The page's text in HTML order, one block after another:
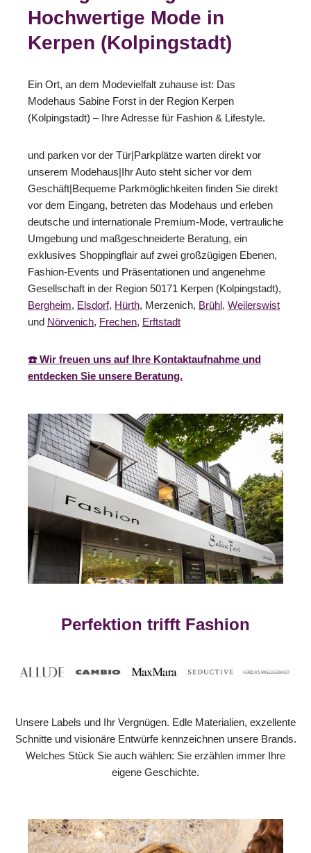
Hochwertige Mode in
Kerpen (Kolpingstadt)
Ein Ort, an dem Modevielfalt zuhause ist: Das
Modehaus Sabine Forst in der Region Kerpen
(Kolpingstadt) – Ihre Adresse für Fashion & Lifestyle.
und parken vor der Tür|Parkplätze warten direkt vor
unserem Modehaus|Ihr Auto steht sicher vor dem
Geschäft|Bequeme Parkmöglichkeiten finden Sie direkt
vor dem Eingang, betreten das Modehaus und erleben
deutsche und internationale Premium-Mode, vertrauliche
Umgebung und maßgeschneiderte Beratung, ein
exklusives Shoppingflair auf zwei großzügigen Ebenen,
Fashion-Events und Präsentationen und angenehme
Gesellschaft in der Region 50171 Kerpen (Kolpingstadt),
Bergheim, Elsdorf, Hürth, Merzenich, Brühl, Weilerswist
und Nörvenich, Frechen, Erftstadt
☎️ Wir freuen uns auf Ihre Kontaktaufnahme und
entdecken Sie unsere Beratung.
Perfektion trifft Fashion
Unsere Labels und Ihr Vergnügen. Edle Materialien, exzellente
Schnitte und visionäre Entwürfe kennzeichnen unsere Brands.
Welches Stück Sie auch wählen: Sie erzählen immer Ihre
eigene Geschichte.